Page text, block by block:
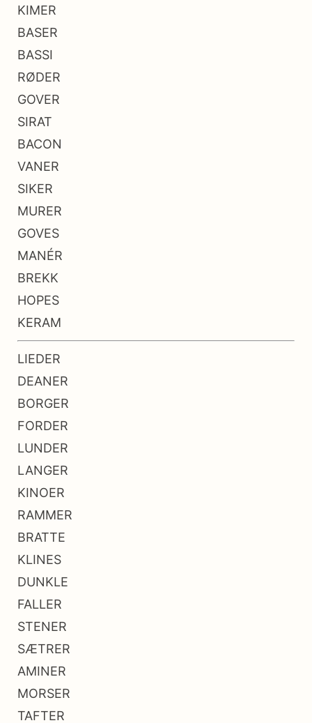
KIMER
BASER
BASSI
RØDER
GOVER
SIRAT
BACON
VANER
SIKER
MURER
GOVES
MANÉR
BREKK
HOPES
KERAM
LIEDER
DEANER
BORGER
FORDER
LUNDER
LANGER
KINOER
RAMMER
BRATTE
KLINES
DUNKLE
FALLER
STENER
SÆTRER
AMINER
MORSER
TAFTER